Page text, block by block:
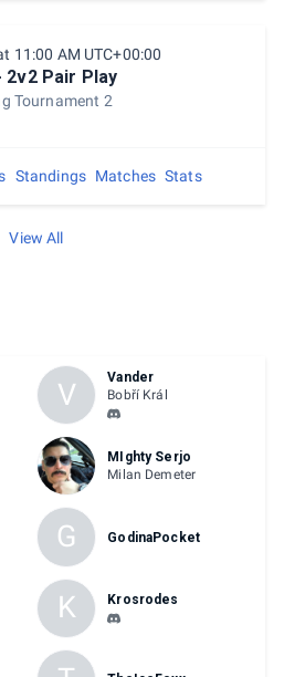
11:00 AM UTC+00:00
2v2 Pair Play
Tournament 2
Standings Matches Stats
View All
V
Vander
Bobří Král
MIghty Serjo
Milan Demeter
G GodinaPocket
K Krosrodes